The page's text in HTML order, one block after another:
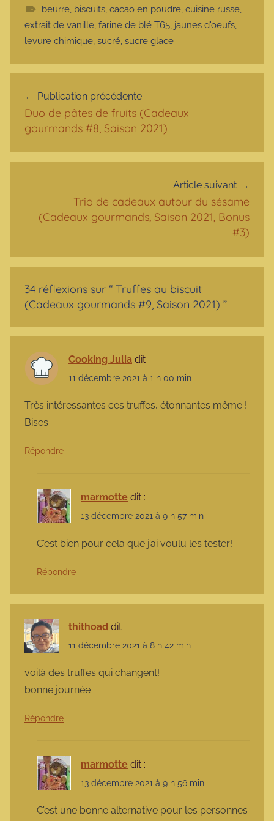
beurre, biscuits, cacao en poudre, cuisine russe,
extrait de vanille, farine de blé T65, jaunes d'oeufs,
levure chimique, sucré, sucre glace
Publication précédente
Duo de pâtes de fruits (Cadeaux
gourmands #8, Saison 2021)
Article suivant
Trio de cadeaux autour du sésame
(Cadeaux gourmands, Saison 2021, Bonus
#3)
34 réflexions sur “ Truffes au biscuit
(Cadeaux gourmands #9, Saison 2021) ”
Cooking Julia dit :
11 décembre 2021 à 1 h 00 min
Très intéressantes ces truffes, étonnantes même !
Bises
Répondre
marmotte dit :
13 décembre 2021 à 9 h 57 min
C’est bien pour cela que j’ai voulu les tester!
Répondre
thithoad dit :
11 décembre 2021 à 8 h 42 min
voilà des truffes qui changent!
bonne journée
Répondre
marmotte dit :
13 décembre 2021 à 9 h 56 min
C’est une bonne alternative pour les personnes